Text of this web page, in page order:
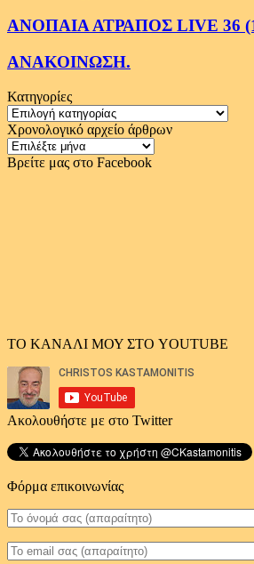
ΑΝΟΠΑΙΑ ΑΤΡΑΠΟΣ LIVE 36
ΑΝΑΚΟΙΝΩΣΗ.
Κατηγορίες
Κατηγορίες
Χρονολογικό αρχείο άρθρων
Χρονολογικό
αρχείο
Βρείτε μας στο Facebook
ΤΟ ΚΑΝΑΛΙ ΜΟΥ ΣΤΟ YOUTUBE
Ακολουθήστε με στο Twitter
Φόρμα επικοινωνίας